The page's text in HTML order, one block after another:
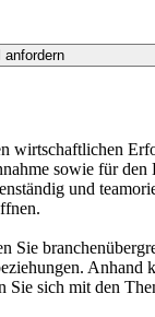
wirtschaftlichen
sowie für
und
sich mit den